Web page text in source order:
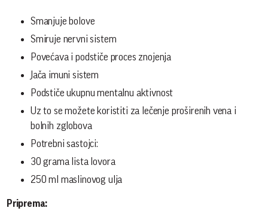
Smanjuje bolove
Smiruje nervni sistem
Povećava i podstiče proces znojenja
Jača imuni sistem
Podstiče ukupnu mentalnu aktivnost
Uz to se možete koristiti za lečenje proširenih vena i
bolnih zglobova
Potrebni sastojci:
30 grama lista lovora
250 ml maslinovog ulja
Priprema: